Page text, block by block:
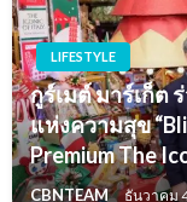
LIFESTYLE
กูร์เมต์ มาร์เก็ต
แห่งความสุข
Premium The
CBNTEAM ธันวาคม